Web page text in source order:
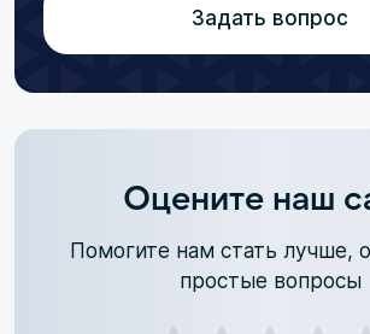
Задать вопрос
Оцените наш
Помогите нам стать лучше,
простые вопросы